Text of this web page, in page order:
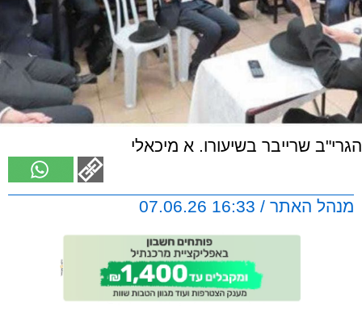
הגרי"ב שרייבר בשיעורו. א מיכאלי
מנהל האתר / 16:33 07.06.26